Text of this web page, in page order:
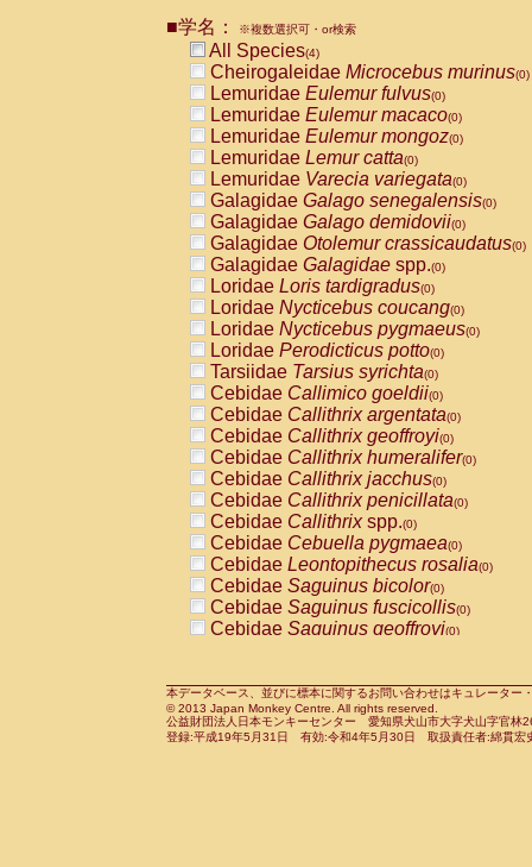
CebidaeCebus nigrivittatus
CebidaeCebus
CebidaeSaimiri boliviensis(0)
CebidaeSaimiri sciureus(0)
AtelidaeAlouatta caraya(0)
AtelidaeAlouatta fusca(0)
AtelidaeAlouatta seniculus
AtelidaeAlouattaspp.(0)
AtelidaeAteles belzebuth(0)
AtelidaeAteles geoffroyi(0)
AtelidaeAteles paniscus(0)
AtelidaeAtelesspp.(0)
Atelidae Lagothrix lagothricha
AtelidaeLagothrix lagothricha cana
PitheciidaeCacajao calvus
PitheciidaeCallicebus cupreus
PitheciidaeCallicebus donacophilus
PitheciidaeCallicebus moloch
PitheciidaeCallicebus torquatus
PitheciidaeCallicebusspp.(0)
PitheciidaeChiropotes satanas(0)
PitheciidaePithecia monachus
PitheciidaePithecia pithecia(0)
CercopithecidaeCercocebus agilis
CercopithecidaeCercocebus
CercopithecidaeCercocebus
CercopithecidaeCercocebus
CercopithecidaeCercocebus
CercopithecidaeCercocebushybrid
CercopithecidaePapio anubis(0)
CercopithecidaePapio cynocephalus
CercopithecidaePapio hamadryas(0)
■学名： ※複数選択可・or検索
All Species(4)
Cheirogaleidae Microcebus murinus(0)
Lemuridae Eulemur fulvus(0)
Lemuridae Eulemur macaco(0)
Lemuridae Eulemur mongoz(0)
Lemuridae Lemur catta(0)
Lemuridae Varecia variegata(0)
Galagidae Galago senegalensis(0)
Galagidae Galago demidovii(0)
Galagidae Otolemur crassicaudatus(0)
Galagidae Galagidae spp.(0)
Loridae Loris tardigradus(0)
Loridae Nycticebus coucang(0)
Loridae Nycticebus pygmaeus(0)
Loridae Perodicticus potto(0)
Tarsiidae Tarsius syrichta(0)
Cebidae Callimico goeldii(0)
Cebidae Callithrix argentata(0)
Cebidae Callithrix geoffroyi(0)
Cebidae Callithrix humeralifer(0)
Cebidae Callithrix jacchus(0)
Cebidae Callithrix penicillata(0)
Cebidae Callithrixspp.(0)
Cebidae Cebuella pygmaea(0)
Cebidae Leontopithecus rosalia(0)
Cebidae Saguinus bicolor(0)
Cebidae Saguinus fuscicollis(0)
Cebidae Saguinus geoffroyi(0)
CebidaeSaguinus leucopus(0)
CebidaeSaguinus midas(0)
Cebidae Saguinus mystax(0)
本データベース、並びに標本に関するお問い合わせはキュレータ
© 2013 Japan Monkey Centre. All rights reserved.
公益財団法人日本モンキーセンター 愛知県犬山市大字犬山字官
登録:平成19年5月31日 有効:令和4年5月30日 取扱責任者:綿貫宏